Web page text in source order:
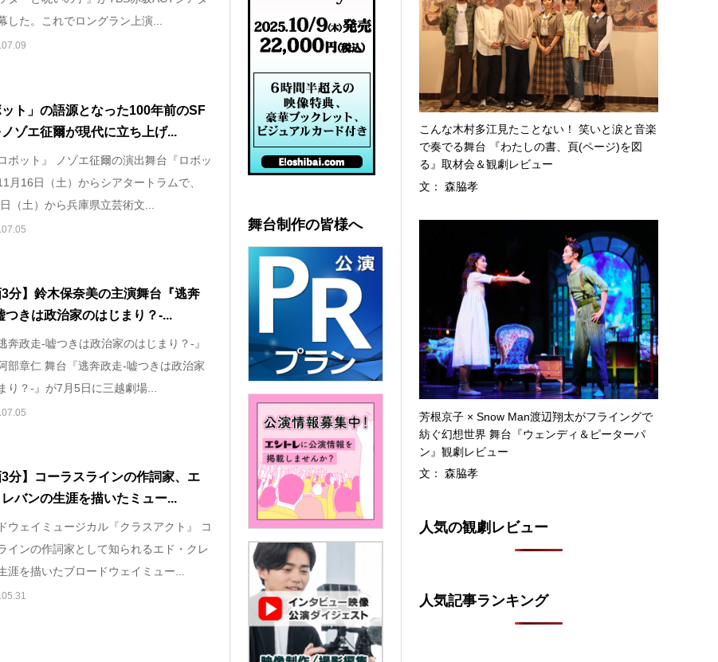
した。これでロングラン上演...
ット」の語源となった100年前のSF
ゾエ征爾が現代に立ち上げ...
ボット』 ノゾエ征爾の演出舞台『ロボッ
月16日（土）からシアタートラムで、
（土）から兵庫県立芸術文...
3分】鈴木保奈美の主演舞台『逃奔
つきは政治家のはじまり？-...
奔政走-嘘つきは政治家のはじまり？-』
部章仁 舞台『逃奔政走-嘘つきは政治家
り？-』が7月5日に三越劇場...
3分】コーラスラインの作詞家、エ
レバンの⽣涯を描いたミュー...
ウェイミュージカル『クラスアクト』 コ
インの作詞家として知られるエド・クレ
涯を描いたブロードウェイミュー...
こんな木村多江見たことない！ 笑いと涙と音楽
で奏でる舞台 『わたしの書、頁(ページ)を図
る』取材会＆観劇レビュー
文： 森脇孝
芳根京子 × Snow Man渡辺翔太がフライングで
紡ぐ幻想世界 舞台『ウェンディ＆ピーターパ
ン』観劇レビュー
文： 森脇孝
人気の観劇レビュー
人気記事ランキング
舞台制作の皆様へ